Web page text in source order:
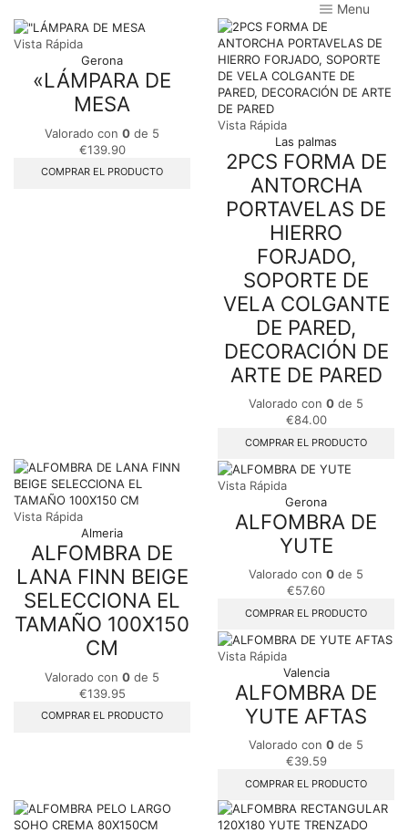
Menu
Vista Rápida
Gerona
«LÁMPARA DE
MESA
Valorado con 0 de 5
€139.90
COMPRAR EL PRODUCTO
Vista Rápida
Las palmas
2PCS FORMA DE
ANTORCHA
PORTAVELAS DE
HIERRO
FORJADO,
SOPORTE DE
VELA COLGANTE
DE PARED,
DECORACIÓN DE
ARTE DE PARED
Valorado con 0 de 5
€84.00
COMPRAR EL PRODUCTO
Vista Rápida
Almeria
ALFOMBRA DE
LANA FINN BEIGE
SELECCIONA EL
TAMAÑO 100X150
CM
Valorado con 0 de 5
€139.95
COMPRAR EL PRODUCTO
Vista Rápida
Gerona
ALFOMBRA DE
YUTE
Valorado con 0 de 5
€57.60
COMPRAR EL PRODUCTO
Vista Rápida
Valencia
ALFOMBRA DE
YUTE AFTAS
Valorado con 0 de 5
€39.59
COMPRAR EL PRODUCTO